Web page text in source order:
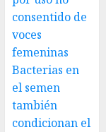
consentido de
voces
femeninas
Bacterias en
el semen
también
condicionan el